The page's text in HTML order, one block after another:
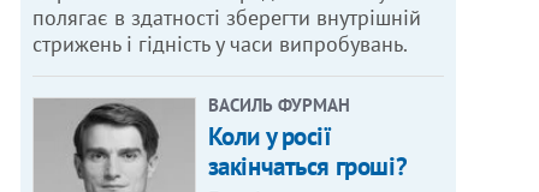
полягає в здатності зберегти внутрішній
стрижень і гідність у часи випробувань.
ВАСИЛЬ ФУРМАН
Коли у росії
закінчаться гроші?